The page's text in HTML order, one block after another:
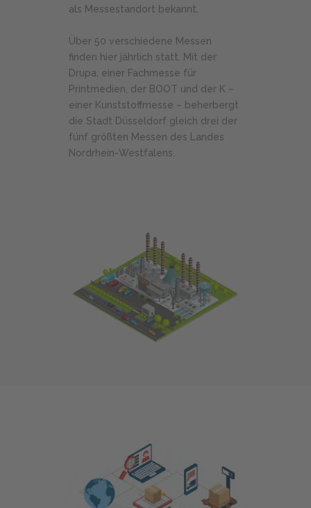
als Messestandort bekannt.
Über 50 verschiedene Messen
finden hier jährlich statt. Mit der
Drupa, einer Fachmesse für
Printmedien, der BOOT und der K –
einer Kunststoffmesse – beherbergt
die Stadt Düsseldorf gleich drei der
fünf größten Messen des Landes
Nordrhein-Westfalens.